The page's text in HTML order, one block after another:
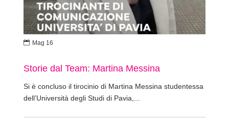
Storie dal Team: Martina Messina
Si è concluso il tirocinio di Martina Messina studentessa
dell’Università degli Studi di Pavia,...
 Mag 16